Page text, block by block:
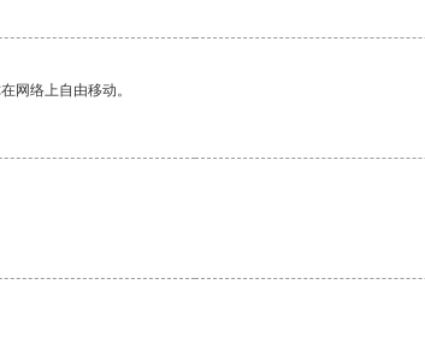
网络上自由移动。